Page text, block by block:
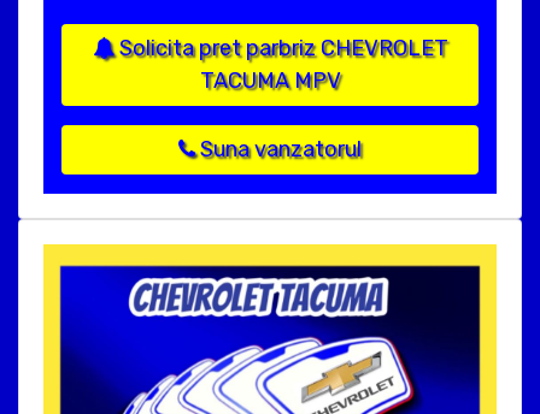
Solicita pret parbriz CHEVROLET
TACUMA MPV
Suna vanzatorul